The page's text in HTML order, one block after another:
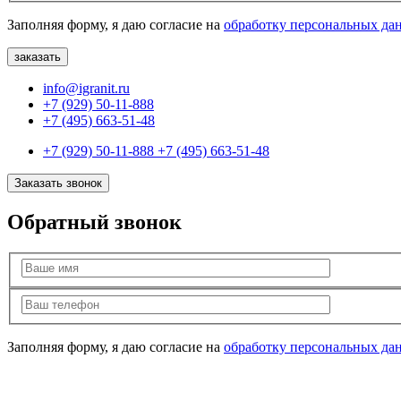
Заполняя форму, я даю согласие на обработку персональных
info@igranit.ru
+7 (929) 50-11-888
+7 (495) 663-51-48
+7 (929) 50-11-888 +7 (495) 663-51-48
Заказать звонок
Обратный звонок
Заполняя форму, я даю согласие на обработку персональных